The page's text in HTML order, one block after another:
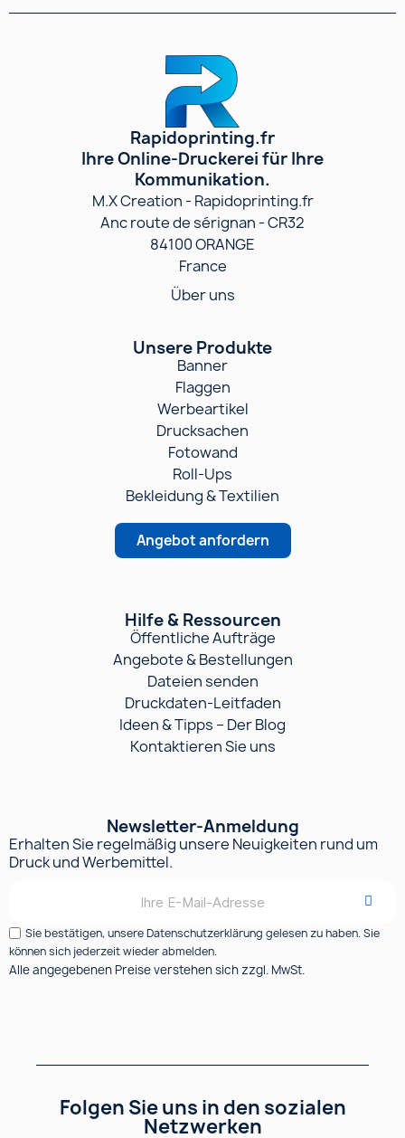
Rapidoprinting.fr
Ihre Online-Druckerei für Ihre
Kommunikation.
M.X Creation - Rapidoprinting.fr
Anc route de sérignan - CR32
84100 ORANGE
France
Über uns
Unsere Produkte
Banner
Flaggen
Werbeartikel
Drucksachen
Fotowand
Roll-Ups
Bekleidung & Textilien
Angebot anfordern
Hilfe & Ressourcen
Öffentliche Aufträge
Angebote & Bestellungen
Dateien senden
Druckdaten-Leitfaden
Ideen & Tipps – Der Blog
Kontaktieren Sie uns
Newsletter-Anmeldung
Erhalten Sie regelmäßig unsere Neuigkeiten rund um
Druck und Werbemittel.
Sie bestätigen, unsere Datenschutzerklärung gelesen zu haben. Sie
können sich jederzeit wieder abmelden.
Alle angegebenen Preise verstehen sich zzgl. MwSt.
Folgen Sie uns in den sozialen
Netzwerken